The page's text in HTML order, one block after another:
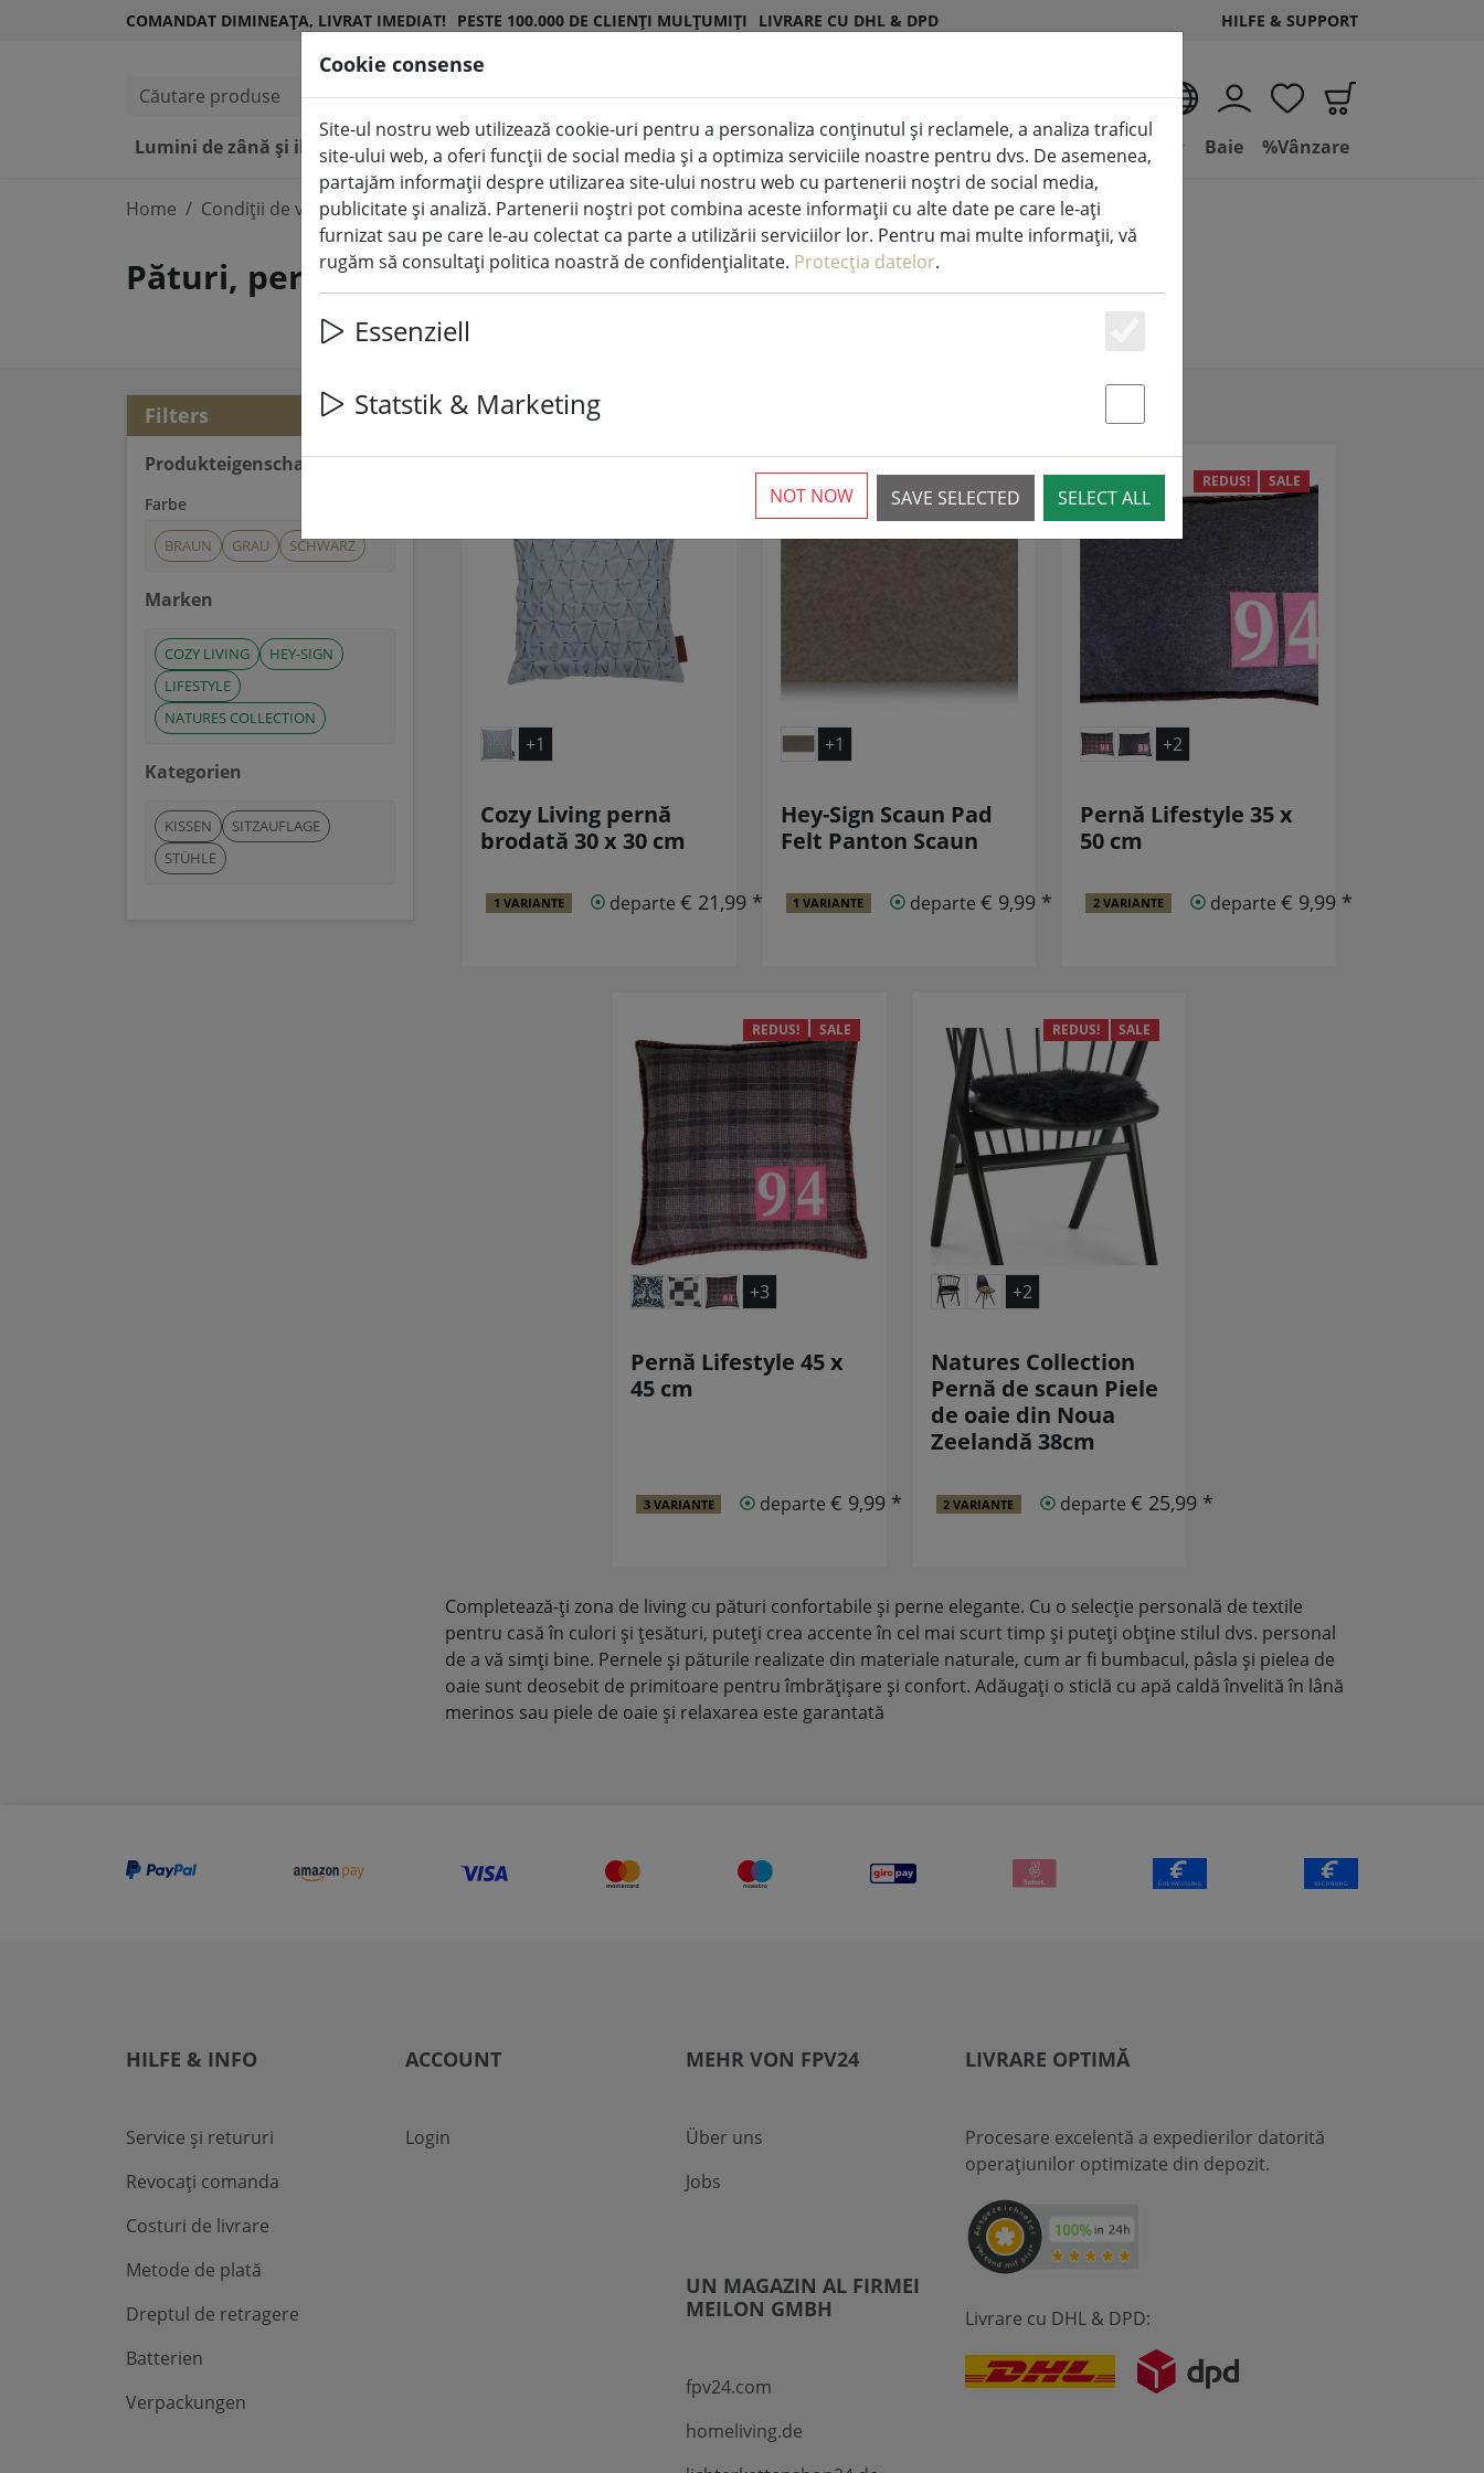
COMANDAT DIMINEAȚA, LIVRAT IMEDIAT! PESTE 100.000 DE CLIENȚI MULȚUMIȚI LIVRARE CU DHL & DPD HILFE & SUPPORT
Căutare produse
RO
Lumini de zână și iluminat
Lumânări LED pentru interior și exterior Bucătărie și alimentație Condiții de viață (aktuelle Seite)
Baie %Vânzare
Home Condiții de viață Pături, perne & co.
Pături, perne & co.
Filters
Produkteigenschaften
Farbe
BRAUN GRAU SCHWARZ
Marken
COZY LIVING
HEY-SIGN
LIFESTYLE
NATURES COLLECTION
Kategorien
KISSEN
SITZAUFLAGE
STÜHLE
9 articles
+1
Cozy Living pernă
brodată 30 x 30 cm
departe€ 21,99 *
1 VARIANTE
REDUS! SALE
+1
Hey-Sign Scaun Pad
Felt Panton Scaun
departe € 9,99 *
1 VARIANTE
REDUS! SALE
+2
Pernă Lifestyle 35 x
50 cm
departe € 9,99 *
2 VARIANTE
REDUS! SALE
+3
Pernă Lifestyle 45 x
45 cm
departe€ 9,99 *
3 VARIANTE
REDUS! SALE
+2
Natures Collection
Pernă de scaun Piele
de oaie din Noua
Zeelandă 38cm
departe € 25,99 *
2 VARIANTE
Completează-ți zona de living cu pături confortabile și perne elegante. Cu o selecție personală de textile
pentru casă în culori și țesături, puteți crea accente în cel mai scurt timp și puteți obține stilul dvs. personal
de a vă simți bine. Pernele și păturile realizate din materiale naturale, cum ar fi bumbacul, pâsla și pielea de
oaie sunt deosebit de primitoare pentru îmbrățișare și confort. Adăugați o sticlă cu apă caldă învelită în lână
merinos sau piele de oaie și relaxarea este garantată
HILFE & INFO
Service și retururi
Revocați comanda
Costuri de livrare
Metode de plată
Dreptul de retragere
Batterien
Verpackungen
ACCOUNT
Login
MEHR VON FPV24
Über uns
Jobs
UN MAGAZIN AL FIRMEI
MEILON GMBH
fpv24.com
homeliving.de
LIVRARE OPTIMĂ
Procesare excelentă a expedierilor datorită
operațiunilor optimizate din depozit.
Livrare cu DHL & DPD:
Cookie consense
Site-ul nostru web utilizează cookie-uri pentru a personaliza conținutul și reclamele, a analiza traficul
site-ului web, a oferi funcții de social media și a optimiza serviciile noastre pentru dvs. De asemenea,
partajăm informații despre utilizarea site-ului nostru web cu partenerii noștri de social media,
publicitate și analiză. Partenerii noștri pot combina aceste informații cu alte date pe care le-ați
furnizat sau pe care le-au colectat ca parte a utilizării serviciilor lor. Pentru mai multe informații, vă
rugăm să consultați politica noastră de confidențialitate. Protecția datelor.
Essenziell
Statstik & Marketing
SAVE SELECTED SELECT ALL
NOT NOW